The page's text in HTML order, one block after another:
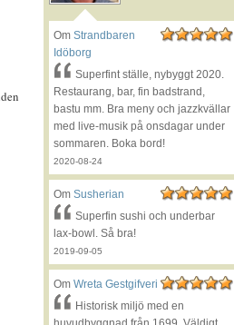
Om Strandbaren
Idöborg
Superfint ställe, nybyggt 2020.
Restaurang, bar, fin badstrand,
bastu mm. Bra meny och jazzkvällar
med live-musik på onsdagar under
sommaren. Boka bord!
2020-08-24
Om Susherian
Superfin sushi och underbar
lax-bowl. Så bra!
2019-09-05
Om Wreta Gestgifveri
Historisk miljö med en